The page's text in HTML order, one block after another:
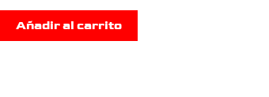
Añadir al carrito